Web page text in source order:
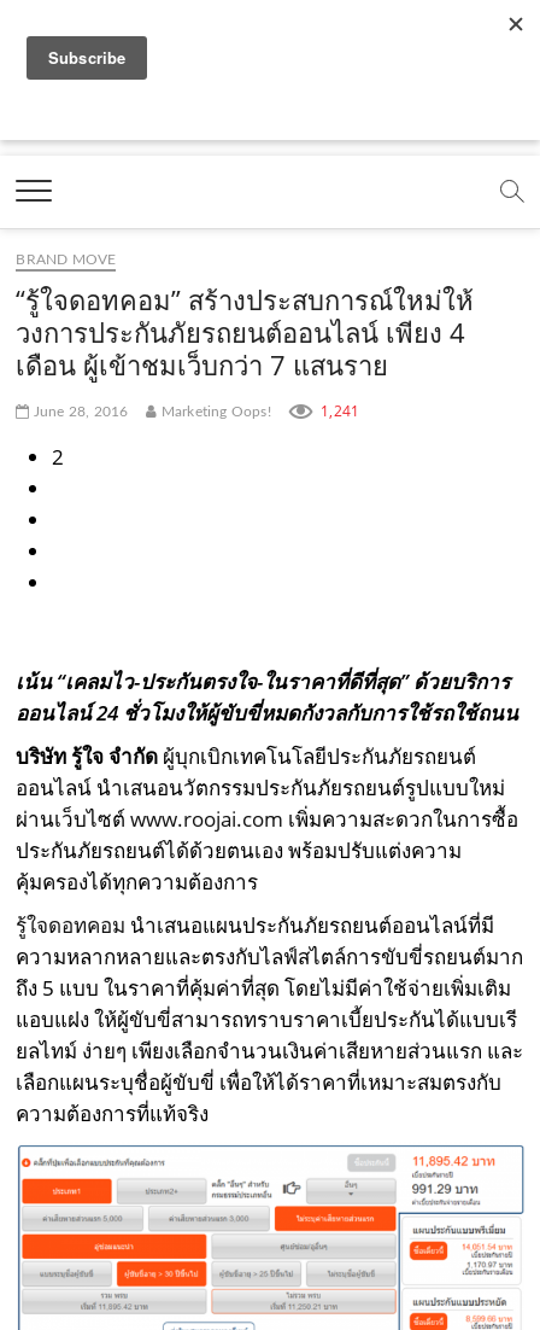
a
e
b
o
o
k
.
c
o
o
t
b
e
.
c
o
.
o
e
m
t
g
a
m
.
t
k
c
o
m
Marketing Oops!
DIGITAL | CREATIVE | ADVERTISING | CAMPAIGN |
BRAND MOVE
“รู้ใจดอทคอม” สร้างประสบการณ์ใหม่ให้
วงการประกันภัยรถยนต์ออนไลน์ เพียง 4
เดือน ผู้เข้าชมเว็บกว่า 7 แสนราย
June 28, 2016 Marketing Oops! 1,241
2
เน้น “เคลมไว-ประกันตรงใจ-ในราคาที่ดีที่สุด” ด้วยบริการ
ออนไลน์ 24 ชั่วโมงให้ผู้ขับขี่หมดกังวลกับการใช้รถใช้ถนน
บริษัท รู้ใจ จำกัด ผู้บุกเบิกเทคโนโลยีประกันภัยรถยนต์
ออนไลน์ นำเสนอนวัตกรรมประกันภัยรถยนต์รูปแบบใหม่
ผ่านเว็บไซต์www.roojai.com เพิ่มความสะดวกในการซื้อ
ประกันภัยรถยนต์ได้ด้วยตนเอง พร้อมปรับแต่งความ
คุ้มครองได้ทุกความต้องการ
รู้ใจดอทคอม นำเสนอแผนประกันภัยรถยนต์ออนไลน์ที่มี
ความหลากหลายและตรงกับไลฟ์สไตล์การขับขี่รถยนต์มาก
ถึง 5 แบบ ในราคาที่คุ้มค่าที่สุด โดยไม่มีค่าใช้จ่ายเพิ่มเติม
แอบแฝง ให้ผู้ขับขี่สามารถทราบราคาเบี้ยประกันได้แบบเรี
ยลไทม์ ง่ายๆ เพียงเลือกจำนวนเงินค่าเสียหายส่วนแรก และ
เลือกแผนระบุชื่อผู้ขับขี่ เพื่อให้ได้ราคาที่เหมาะสมตรงกับ
ความต้องการที่แท้จริง